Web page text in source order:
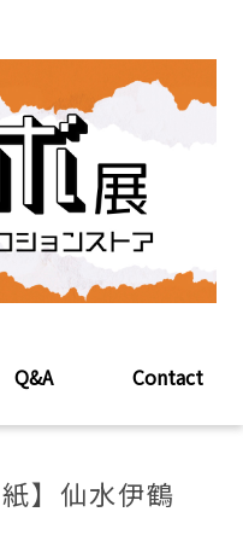
Q&A Contact
】仙水伊鶴